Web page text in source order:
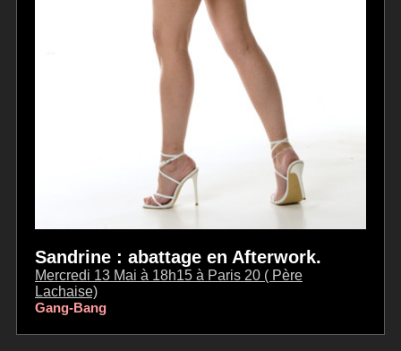
Sandrine : abattage en Afterwork.
Mercredi 13 Mai à 18h15 à Paris 20 ( Père
Lachaise)
Gang-Bang